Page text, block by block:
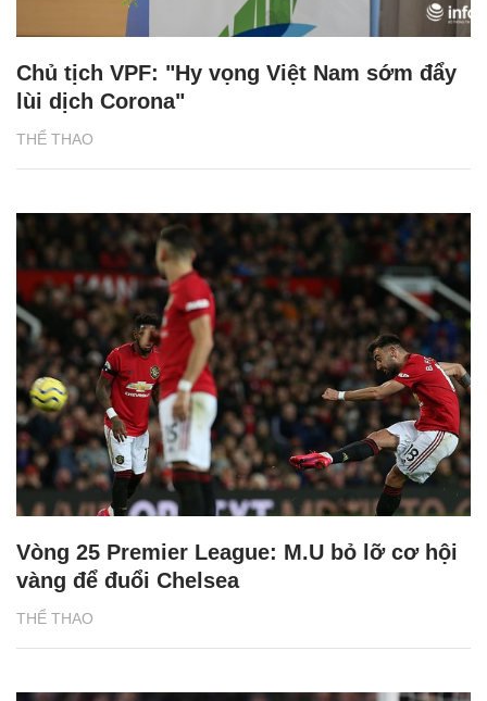
THỂ THAO
Chủ tịch VPF: "Hy vọng Việt Nam sớm đẩy
lùi dịch Corona"
THỂ THAO
Vòng 25 Premier League: M.U bỏ lỡ cơ hội
vàng để đuổi Chelsea